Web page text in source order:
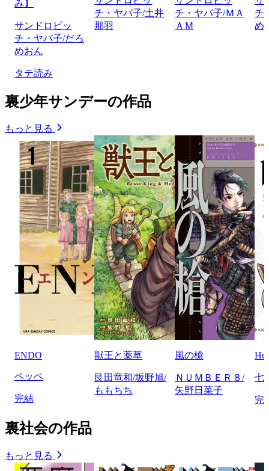
み】
サンドロビッ
チ・ヤバ子/だろ
めおん
タテ読み
チ・ヤバ子/土井
那羽
チ・ヤバ子/ＭＡ
ＡＭ
チ
め
裏少年サンデーの作品
もっと見る
ENDO
ペッペ
完結
獣王と薬草
艮田竜和/坂野旭/
ももちち
風の槍
ＮＵＭＢＥＲ８/
矢野日菜子
七
完
裏社会の作品
もっと見る